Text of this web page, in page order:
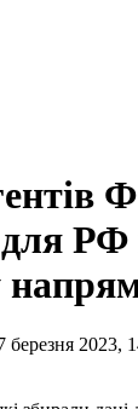
для РФ
березня 2023,